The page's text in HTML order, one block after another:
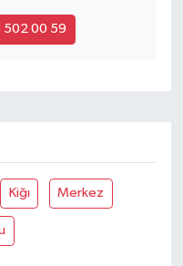
502 00 59
Kiğı Merkez